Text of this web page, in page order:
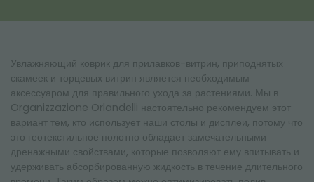
Увлажняющий коврик для прилавков-витрин, приподнятых
скамеек и торцевых витрин является необходимым
аксессуаром для правильного ухода за растениями. Мы в
Organizzazione Orlandelli настоятельно рекомендуем этот
вариант тем, кто использует наши столы и дисплеи, потому что
это геотекстильное полотно обладает замечательными
дренажными свойствами, которые позволяют ему впитывать и
удерживать абсорбированную жидкость в течение длительного